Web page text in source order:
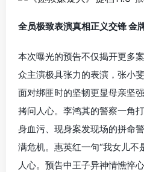
全员极致表演真相正义交锋 金
本次曝光的预告不仅揭开更多
众主演极具张力的表演，张小
面对绑匪时的坚韧更显母亲坚
拷问人心。李鸿其的警察一角
身血污、现身案发现场的拼命
满危机。惠英红一句“我女儿不
人心。预告中王子异神情憔悴